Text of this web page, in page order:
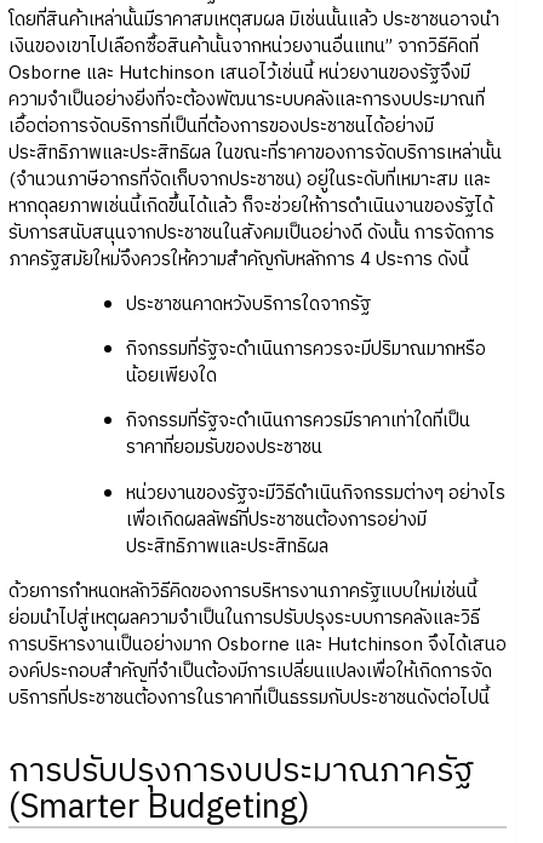
โดยที่สินค้าเหล่านั้นมีราคาสมเหตุสมผล มิเช่นนั้นแล้ว ประชาชนอาจนำ
เงินของเขาไปเลือกซื้อสินค้านั้นจากหน่วยงานอื่นแทน” จากวิธีคิดที่
Osborne และ Hutchinson เสนอไว้เช่นนี้ หน่วยงานของรัฐจึงมี
ความจำเป็นอย่างยิ่งที่จะต้องพัฒนาระบบคลังและการงบประมาณที่
เอื้อต่อการจัดบริการที่เป็นที่ต้องการของประชาชนได้อย่างมี
ประสิทธิภาพและประสิทธิผล ในขณะที่ราคาของการจัดบริการเหล่านั้น
(จำนวนภาษีอากรที่จัดเก็บจากประชาชน) อยู่ในระดับที่เหมาะสม และ
หากดุลยภาพเช่นนี้เกิดขึ้นได้แล้ว ก็จะช่วยให้การดำเนินงานของรัฐได้
รับการสนับสนุนจากประชาชนในสังคมเป็นอย่างดี ดังนั้น การจัดการ
ภาครัฐสมัยใหม่จึงควรให้ความสำคัญกับหลักการ 4 ประการ ดังนี้
ประชาชนคาดหวังบริการใดจากรัฐ
กิจกรรมที่รัฐจะดำเนินการควรจะมีปริมาณมากหรือ
น้อยเพียงใด
กิจกรรมที่รัฐจะดำเนินการควรมีราคาเท่าใดที่เป็น
ราคาที่ยอมรับของประชาชน
หน่วยงานของรัฐจะมีวิธีดำเนินกิจกรรมต่างๆ อย่างไร
เพื่อเกิดผลลัพธ์ที่ประชาชนต้องการอย่างมี
ประสิทธิภาพและประสิทธิผล
ด้วยการกำหนดหลักวิธีคิดของการบริหารงานภาครัฐแบบใหม่เช่นนี้
ย่อมนำไปสู่เหตุผลความจำเป็นในการปรับปรุงระบบการคลังและวิธี
การบริหารงานเป็นอย่างมาก Osborne และ Hutchinson จึงได้เสนอ
องค์ประกอบสำคัญที่จำเป็นต้องมีการเปลี่ยนแปลงเพื่อให้เกิดการจัด
บริการที่ประชาชนต้องการในราคาที่เป็นธรรมกับประชาชนดังต่อไปนี้
การปรับปรุงการงบประมาณภาครัฐ
(Smarter Budgeting)